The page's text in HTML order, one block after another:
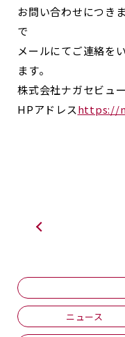
お問い合わせにつき
で
メールにてご連絡を
ます。
株式会社ナガセビ
HPアドレスhttps://
ニュース